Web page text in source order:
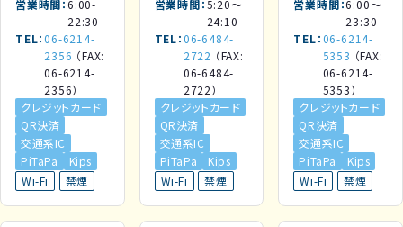
営業時間 6:00-
22:30
TEL 06-6214-
2356 （FAX:
06-6214-
2356）
クレジットカード
QR決済
交通系IC
PiTaPa
Kips
Wi-Fi
禁煙
営業時間 5:20～
24:10
TEL 06-6484-
2722 （FAX:
06-6484-
2722）
クレジットカード
QR決済
交通系IC
PiTaPa
Kips
Wi-Fi
禁煙
営業時間 6:00～
23:30
TEL 06-6214-
5353 （FAX:
06-6214-
5353）
クレジットカード
QR決済
交通系IC
PiTaPa
Kips
Wi-Fi
禁煙